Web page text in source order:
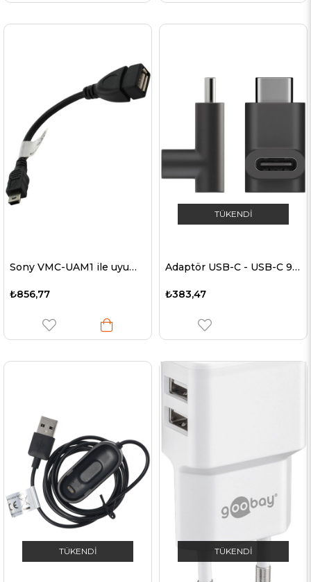
Sony VMC-UAM1 ile uyumlu A konektörüne mini B fişli USB kablosu
₺856,77
TÜKENDI
Adaptör USB-C - USB-C 90 derece açı, USB-C fişine açılı siyah USB-C soketi
₺383,47
TÜKENDI TÜKENDI